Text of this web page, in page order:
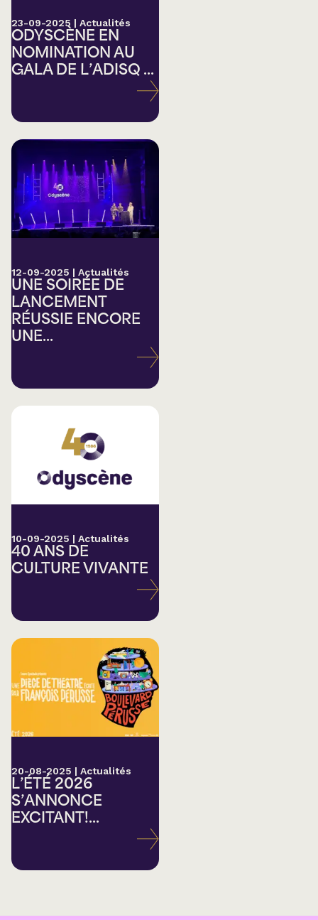
23-09-2025 | Actualités
ODYSCÈNE EN
NOMINATION AU
GALA DE L’ADISQ ...
12-09-2025 | Actualités
UNE SOIRÉE DE
LANCEMENT
RÉUSSIE ENCORE
UNE...
10-09-2025 | Actualités
40 ANS DE
CULTURE VIVANTE
20-08-2025 | Actualités
L’ÉTÉ 2026
S’ANNONCE
EXCITANT!...